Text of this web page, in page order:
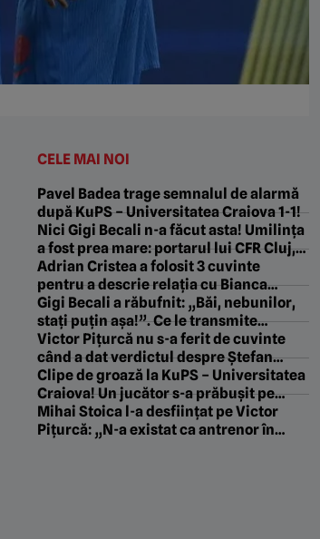
CELE MAI NOI
Pavel Badea trage semnalul de alarmă
după KuPS – Universitatea Craiova 1-1!
Nici Gigi Becali n-a făcut asta! Umilința
a fost prea mare: portarul lui CFR Cluj,
OUT din echipă la pauza meciului cu
Tromso!
Adrian Cristea a folosit 3 cuvinte
pentru a descrie relația cu Bianca
Drăgușanu
Gigi Becali a răbufnit: „Băi, nebunilor,
stați puțin așa!”. Ce le transmite
contestatarilor
Victor Pițurcă nu s-a ferit de cuvinte
când a dat verdictul despre Ștefan
Baiaram: „Fizic extraordinar, dar…”
Clipe de groază la KuPS – Universitatea
Craiova! Un jucător s-a prăbușit pe
teren, ambulanța a intervenit de
urgență
Mihai Stoica l-a desființat pe Victor
Pițurcă: „N-a existat ca antrenor în